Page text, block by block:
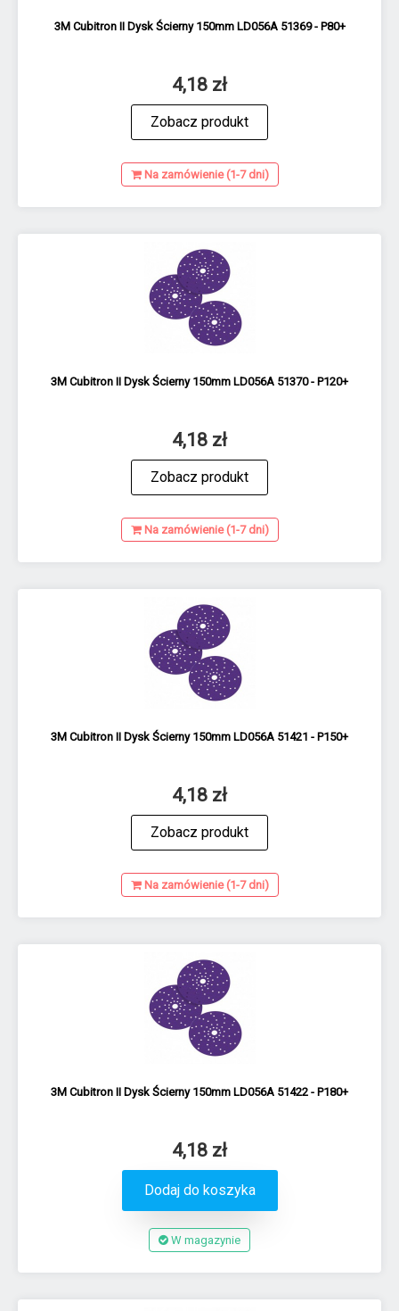
3M Cubitron II Dysk Ścierny 150mm LD056A 51369 - P80+
4,18 zł
Zobacz produkt
Na zamówienie (1-7 dni)
3M Cubitron II Dysk Ścierny 150mm LD056A 51370 - P120+
4,18 zł
Zobacz produkt
Na zamówienie (1-7 dni)
3M Cubitron II Dysk Ścierny 150mm LD056A 51421 - P150+
4,18 zł
Zobacz produkt
Na zamówienie (1-7 dni)
3M Cubitron II Dysk Ścierny 150mm LD056A 51422 - P180+
4,18 zł
Dodaj do koszyka
W magazynie